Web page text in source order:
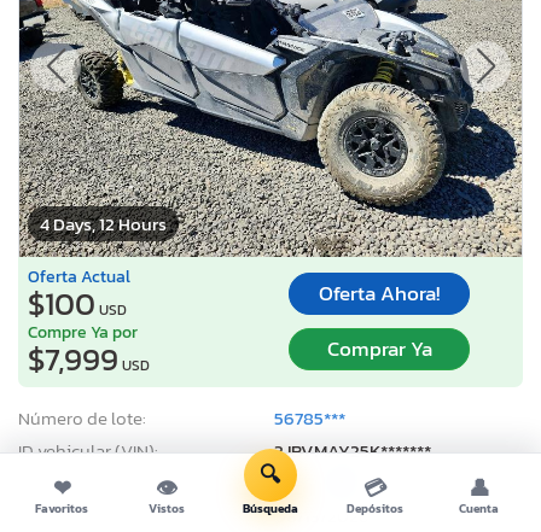
4 Days, 12 Hours
Oferta Actual
$100 USD
Oferta Ahora!
Compre Ya por
$7,999 USD
Comprar Ya
Número de lote:
56785***
ID vehicular (VIN):
3JBVMAY25K*******
Título:
NV OT
Fecha de Venta:
08/13/2026
❤
Favoritos
👁
Vistos
🔍
Búsqueda
💳
Depósitos
👤
Cuenta